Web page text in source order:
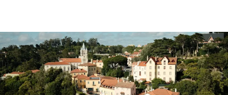
Tag
im
lieb­
rei­
zen­
den
Luxemburg.